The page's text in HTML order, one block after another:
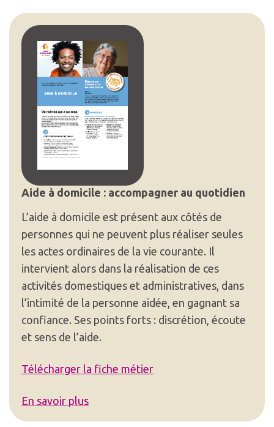
Aide à domicile : accompagner au quotidien
L’aide à domicile est présent aux côtés de
personnes qui ne peuvent plus réaliser seules
les actes ordinaires de la vie courante. Il
intervient alors dans la réalisation de ces
activités domestiques et administratives, dans
l’intimité de la personne aidée, en gagnant sa
confiance. Ses points forts : discrétion, écoute
et sens de l’aide.
Télécharger la fiche métier
En savoir plus